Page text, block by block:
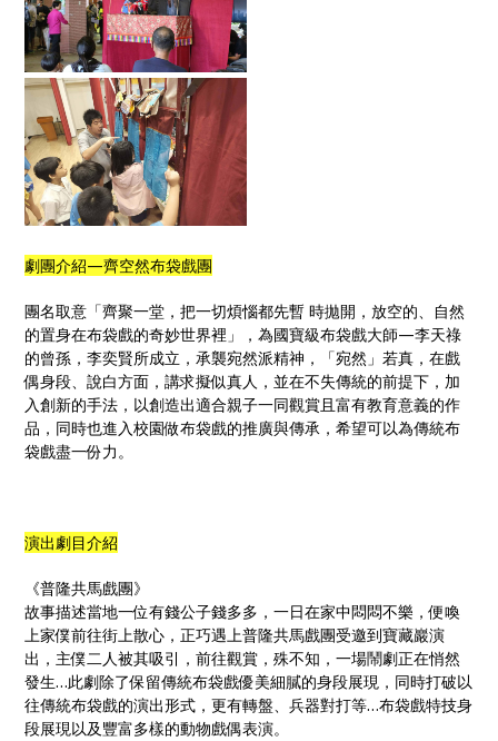
劇團介紹—齊空然布袋戲團
團名取意「齊聚一堂，把一切煩惱都先暫 時拋開，放空的、自然
的置身在布袋戲的奇妙世界裡」，為國寶級布袋戲大師—李天祿
的曾孫，李奕賢所成立，承襲宛然派精神，「宛然」若真，在戲
偶身段、說白方面，講求擬似真人，並在不失傳統的前提下，加
入創新的手法，以創造出適合親子一同觀賞且富有教育意義的作
品，同時也進入校園做布袋戲的推廣與傳承，希望可以為傳統布
袋戲盡一份力。
演出劇目介紹
《普隆共馬戲團》
故事描述當地一位有錢公子錢多多，一日在家中悶悶不樂，便喚
上家僕前往街上散心，正巧遇上普隆共馬戲團受邀到寶藏巖演
出，主僕二人被其吸引，前往觀賞，殊不知，一場鬧劇正在悄然
發生…此劇除了保留傳統布袋戲優美細膩的身段展現，同時打破以
往傳統布袋戲的演出形式，更有轉盤、兵器對打等…布袋戲特技身
段展現以及豐富多樣的動物戲偶表演。